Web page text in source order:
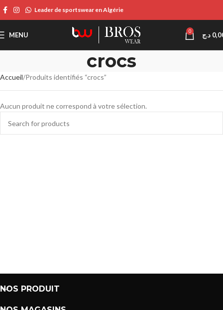
Leader de sportswear en Algérie
MENU 0 د.ج
crocs
Accueil Produits identifiés “crocs”
Aucun produit ne correspond à votre sélection.
NOS PRODUIT